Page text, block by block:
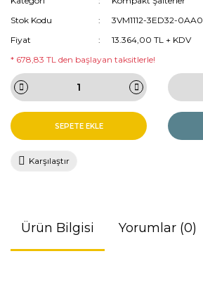
Stok Kodu
3VM1112-3ED32-0AA0
Fiyat
13.364,00 TL + KDV
* 678,83 TL den başlayan taksitlerle!
SEPETE EKLE
Karşılaştır
Ürün Bilgisi Yorumlar (0)